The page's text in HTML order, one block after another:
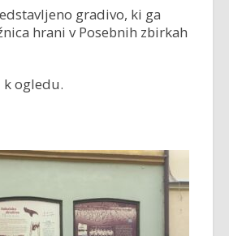
gradivo, ki ga
hrani v Posebnih zbirkah
ogledu.